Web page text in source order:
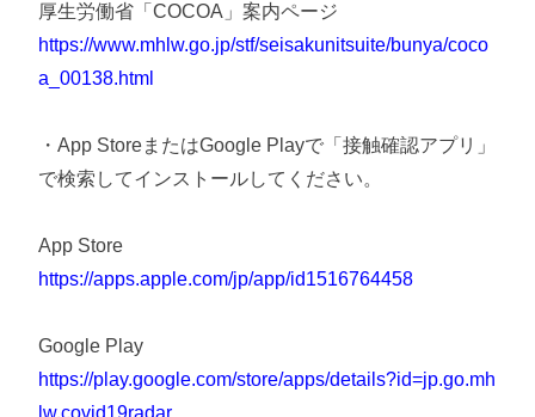
厚生労働省「COCOA」案内ページ
https://www.mhlw.go.jp/stf/seisakunitsuite/bunya/coco
a_00138.html
・App StoreまたはGoogle Playで「接触確認アプリ」
で検索してインストールしてください。
App Store
https://apps.apple.com/jp/app/id1516764458
Google Play
https://play.google.com/store/apps/details?id=jp.go.mh